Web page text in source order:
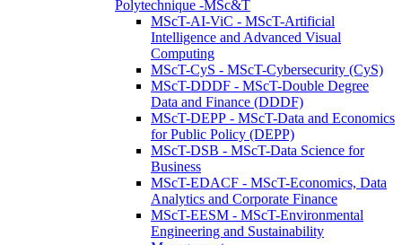
Polytechnique -MSc&T
MScT-AI-ViC - MScT-Artificial
Intelligence and Advanced Visual
Computing
MScT-CyS - MScT-Cybersecurity (CyS)
MScT-DDDF - MScT-Double Degree
Data and Finance (DDDF)
MScT-DEPP - MScT-Data and Economics
for Public Policy (DEPP)
MScT-DSB - MScT-Data Science for
Business
MScT-EDACF - MScT-Economics, Data
Analytics and Corporate Finance
MScT-EESM - MScT-Environmental
Engineering and Sustainability